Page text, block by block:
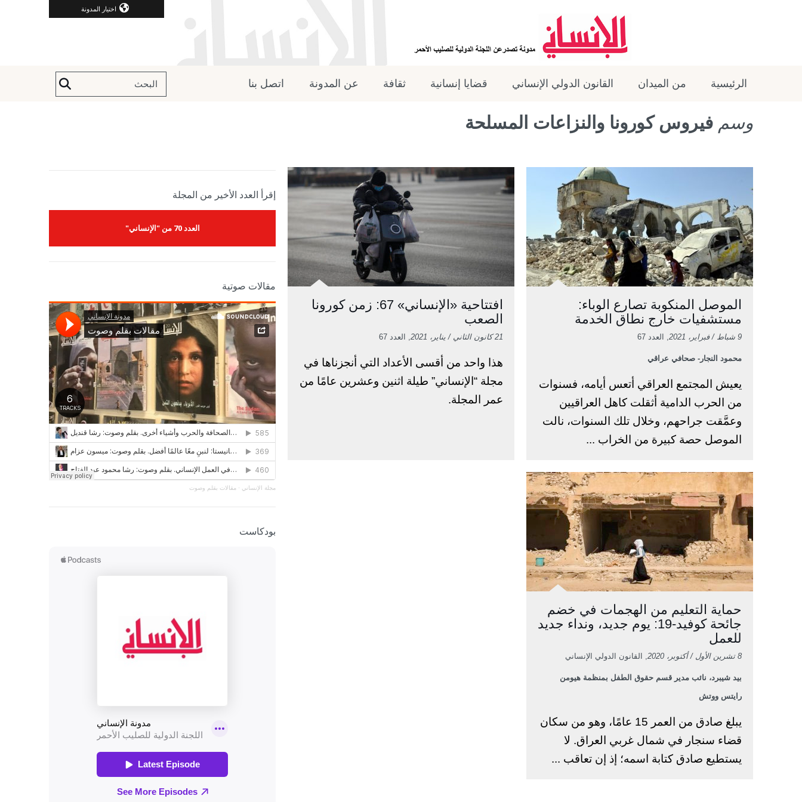
اختيار المدونة
الرئيسية من الميدان القانون الدولي الإنساني قضايا إنسانية ثقافة عن المدونة اتصل بنا
وسم فيروس كورونا والنزاعات المسلحة
الموصل المنكوبة تصارع الوباء:
مستشفيات خارج نطاق الخدمة
9 شباط / فبراير، 2021 , العدد 67
محمود النجار- صحافي عراقي
يعيش المجتمع العراقي أتعس أيامه، فسنوات
من الحرب الدامية أثقلت كاهل العراقيين
وعمَّقت جراحهم، وخلال تلك السنوات، نالت
الموصل حصة كبيرة من الخراب ...
افتتاحية «الإنساني» 67: زمن كورونا
الصعب
21 كانون الثاني / يناير، 2021 , العدد 67
هذا واحد من أقسى الأعداد التي أنجزناها في
مجلة “الإنساني” طيلة اثنين وعشرين عامًا من
عمر المجلة.
حماية التعليم من الهجمات في خضم
جائحة كوفيد-19: يوم جديد، ونداء جديد
للعمل
8 تشرين الأول / أكتوبر، 2020 , القانون الدولي الإنساني
بيد شيبرد، نائب مدير قسم حقوق الطفل بمنظمة هيومن
رايتس ووتش
يبلغ صادق من العمر 15 عامًا، وهو من سكان
قضاء سنجار في شمال غربي العراق. لا
يستطيع صادق كتابة اسمه؛ إذ إن تعاقب ...
إقرأ العدد الأخير من المجلة
العدد 70 من "الإنساني"
مقالات صوتية
مجلة الإنساني · مقالات بقلم وصوت
بودكاست